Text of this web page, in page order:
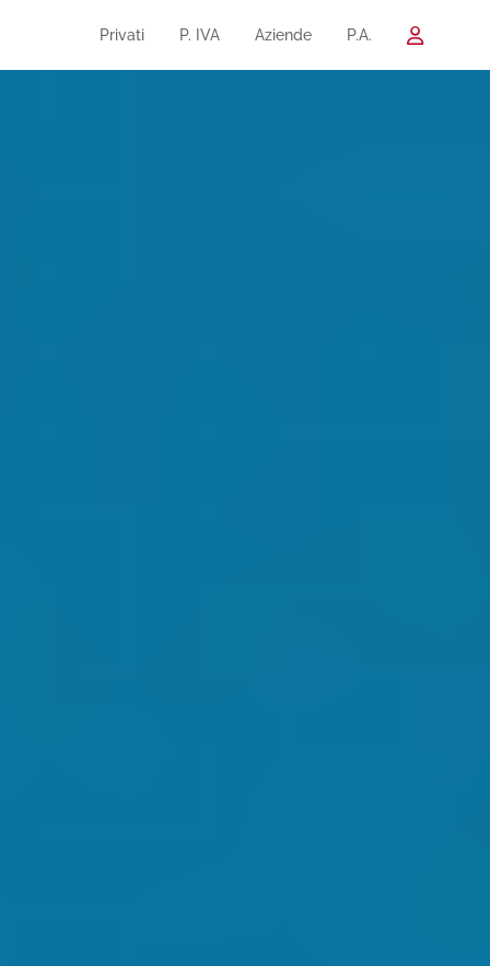
Privati P. IVA Aziende P.A.